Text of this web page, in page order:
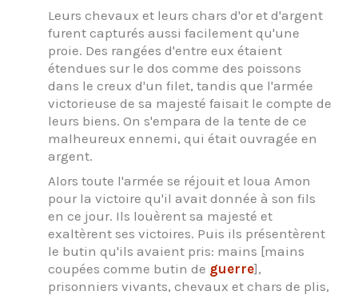
Leurs chevaux et leurs chars d'or et d'argent
furent capturés aussi facilement qu'une
proie. Des rangées d'entre eux étaient
étendues sur le dos comme des poissons
dans le creux d'un filet, tandis que l'armée
victorieuse de sa majesté faisait le compte de
leurs biens. On s'empara de la tente de ce
malheureux ennemi, qui était ouvragée en
argent.
Alors toute l'armée se réjouit et loua Amon
pour la victoire qu'il avait donnée à son fils
en ce jour. Ils louèrent sa majesté et
exaltèrent ses victoires. Puis ils présentèrent
le butin qu'ils avaient pris: mains [mains
coupées comme butin de guerre],
prisonniers vivants, chevaux et chars de plis,